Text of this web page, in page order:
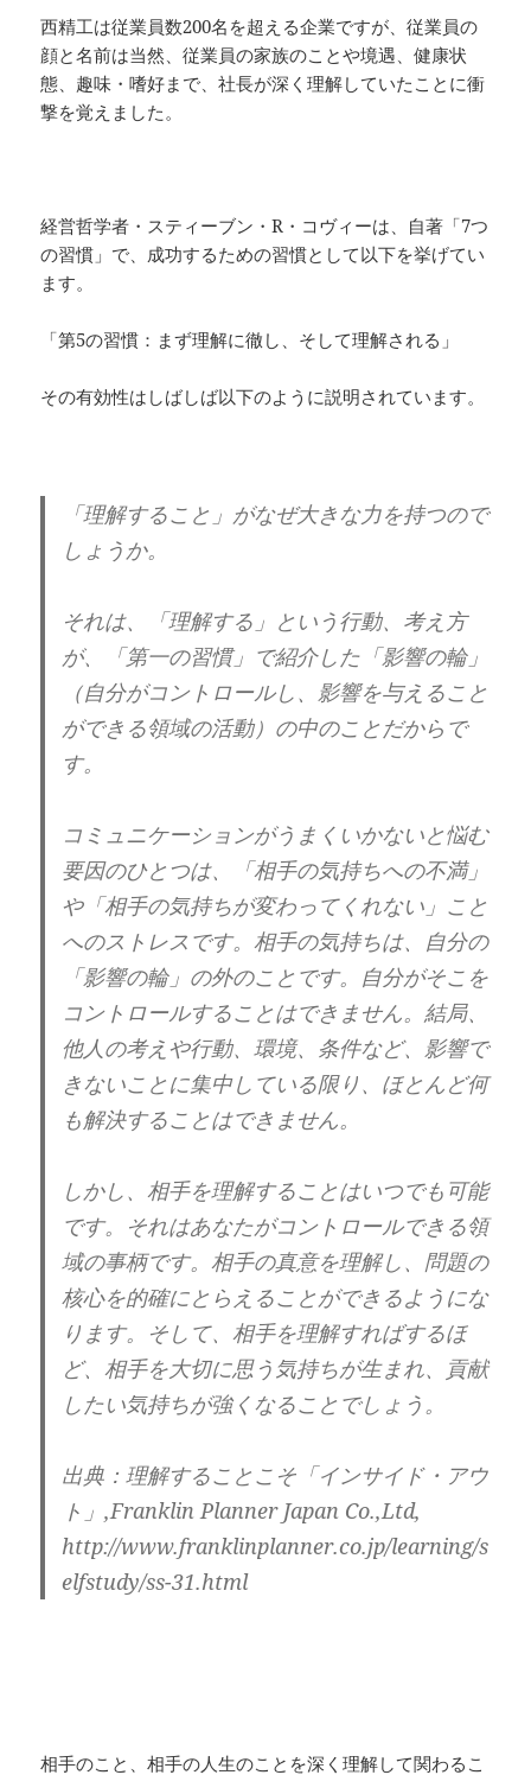
西精工は従業員数200名を超える企業ですが、従業員の
顔と名前は当然、従業員の家族のことや境遇、健康状
態、趣味・嗜好まで、社長が深く理解していたことに衝
撃を覚えました。
経営哲学者・スティーブン・R・コヴィーは、自著「7つ
の習慣」で、成功するための習慣として以下を挙げてい
ます。
「第5の習慣：まず理解に徹し、そして理解される」
その有効性はしばしば以下のように説明されています。
「理解すること」がなぜ大きな力を持つので
しょうか。
それは、「理解する」という行動、考え方
が、「第一の習慣」で紹介した「影響の輪」
（自分がコントロールし、影響を与えること
ができる領域の活動）の中のことだからで
す。
コミュニケーションがうまくいかないと悩む
要因のひとつは、「相手の気持ちへの不満」
や「相手の気持ちが変わってくれない」こと
へのストレスです。相手の気持ちは、自分の
「影響の輪」の外のことです。自分がそこを
コントロールすることはできません。結局、
他人の考えや行動、環境、条件など、影響で
きないことに集中している限り、ほとんど何
も解決することはできません。
しかし、相手を理解することはいつでも可能
です。それはあなたがコントロールできる領
域の事柄です。相手の真意を理解し、問題の
核心を的確にとらえることができるようにな
ります。そして、相手を理解すればするほ
ど、相手を大切に思う気持ちが生まれ、貢献
したい気持ちが強くなることでしょう。
出典：理解することこそ「インサイド・アウ
ト」,Franklin Planner Japan Co.,Ltd,
http://www.franklinplanner.co.jp/learning/s
elfstudy/ss-31.html
相手のこと、相手の人生のことを深く理解して関わるこ